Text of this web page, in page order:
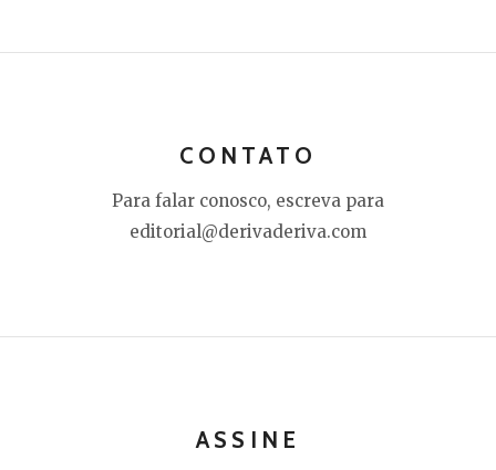
CONTATO
Para falar conosco, escreva para
editorial@derivaderiva.com
ASSINE